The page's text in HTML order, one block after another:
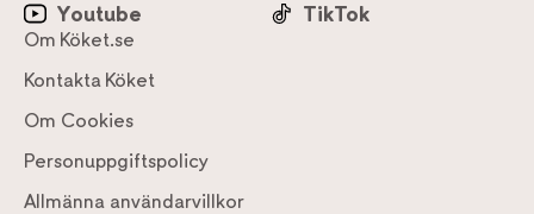
Youtube
TikTok
Om Köket.se
Kontakta Köket
Om Cookies
Personuppgiftspolicy
Allmänna användarvillkor